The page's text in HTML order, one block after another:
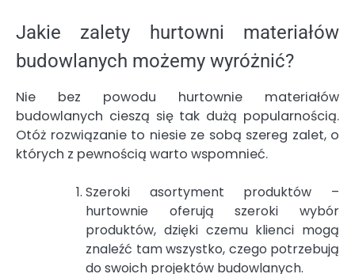
Jakie zalety hurtowni materiałów
budowlanych możemy wyróżnić?
Nie bez powodu hurtownie materiałów
budowlanych cieszą się tak dużą popularnością.
Otóż rozwiązanie to niesie ze sobą szereg zalet, o
których z pewnością warto wspomnieć.
Szeroki asortyment produktów –
hurtownie oferują szeroki wybór
produktów, dzięki czemu klienci mogą
znaleźć tam wszystko, czego potrzebują
do swoich projektów budowlanych.